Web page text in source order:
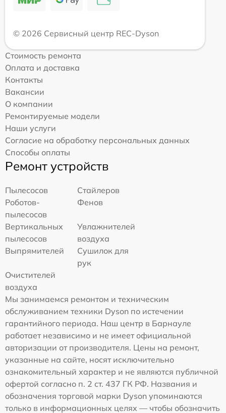
© 2026 Сервисный центр REC-Dyson
Стоимость ремонта
Оплата и доставка
Контакты
Вакансии
О компании
Ремонтируемые модели
Наши услуги
Согласие на обработку персональных данных
Способы оплаты
Ремонт устройств
Пылесосов
Стайлеров
Роботов-
пылесосов
Фенов
Вертикальных
пылесосов
Увлажнителей
воздуха
Выпрямителей
Сушилок для
рук
Очистителей
воздуха
Мы занимаемся ремонтом и техническим
обслуживанием техники Dyson по истечении
гарантийного периода. Наш центр в Барнауле
работает независимо и не имеет официальной
авторизации от производителя. Цены на ремонт,
указанные на сайте, носят исключительно
ознакомительный характер и не являются публичной
офертой согласно п. 2 ст. 437 ГК РФ. Названия и
обозначения торговой марки Dyson упоминаются
только в информационных целях — чтобы обозначить